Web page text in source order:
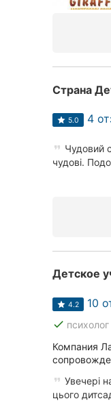
Черкассы
Черновцы
Страна
5.0 4
Чудовий
чудові.
Детское
4.2 10
done психолог
Компания
Увечері
цього